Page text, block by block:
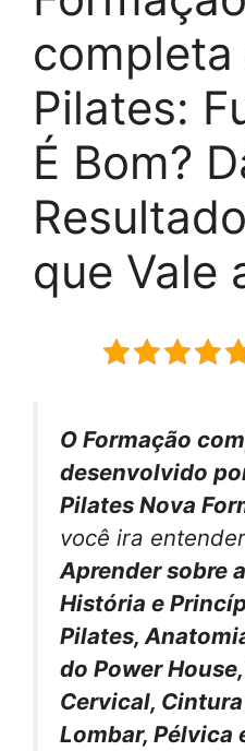
completa
Pilates:
É Bom?
que Vale
O Formação
desenvolvido
Pilates Nova
você ira
Aprender sobre
História e
Pilates,
do Power
Cervical,
Lombar, Pélvica